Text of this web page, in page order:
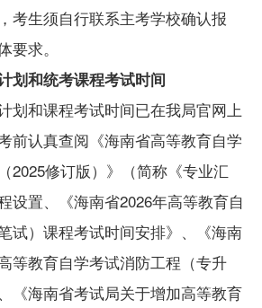
考生须自行联系主考学校确认报
求。
划和统考课程考试时间
划和课程考试时间已在我局官网上
前认真查阅 《海南省高等教育自学
修订版） 》（简称《专业汇
设置、 《海南省2026年高等教育自
试）课程考试时间安排》 、 《海南
等教育自学考试消防工程（专升
、 《海南省考试局关于增加高等教育